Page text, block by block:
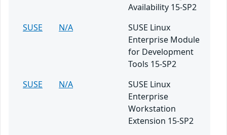
Availability 15-SP2
SUSE
N/A
SUSE Linux
Enterprise Module
for Development
Tools 15-SP2
SUSE
N/A
SUSE Linux
Enterprise
Workstation
Extension 15-SP2